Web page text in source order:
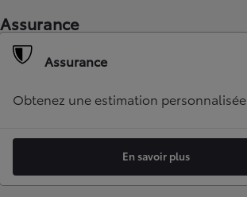
Assurance
Assurance
Obtenez une estimation personnalisée
En savoir plus